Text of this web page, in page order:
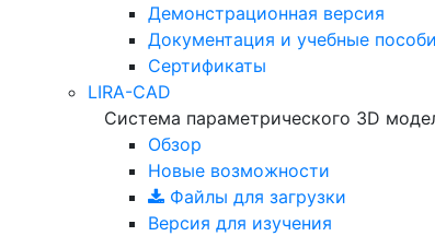
Демонстрационная версия
Документация и учебные
Сертификаты
LIRA-CAD
Система параметрического 3D
Обзор
Новые возможности
Файлы для загрузки
Версия для изучения